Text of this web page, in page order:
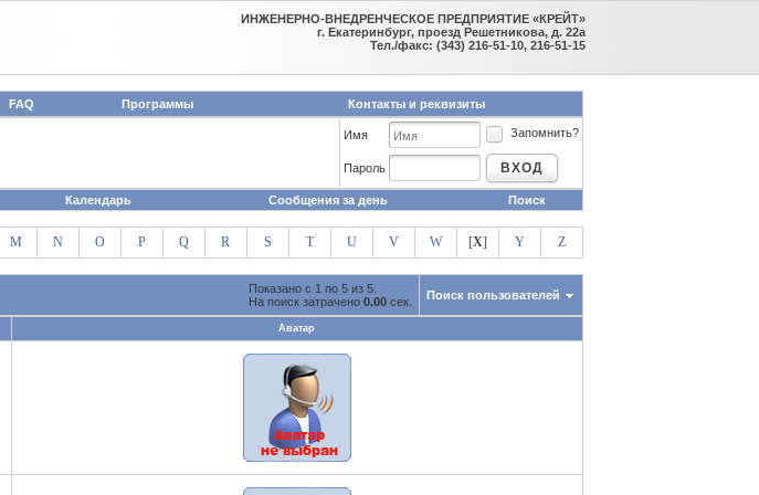
ИНЖЕНЕРНО-ВНЕДРЕНЧЕСКОЕ ПРЕДПРИЯТИЕ «КРЕЙТ»
г. Екатеринбург, проезд Решетникова, д. 22а
Тел./факс: (343) 216-51-10, 216-51-15
FAQ Программы Контакты и реквизиты
Имя Запомнить?
Пароль ВХОД
Календарь Сообщения за день Поиск
M N O P Q R S T U V W [X] Y Z
Показано с 1 по 5 из 5.
На поиск затрачено 0.00сек. Поиск пользователей
Аватар